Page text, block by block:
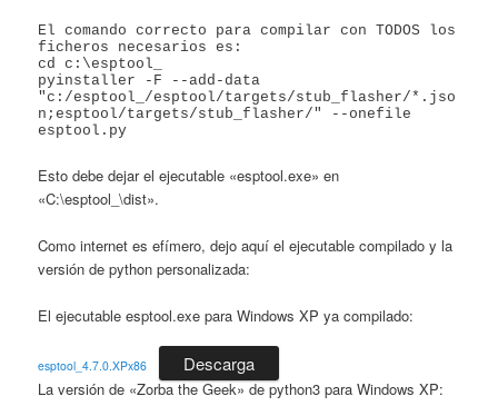
El comando correcto para compilar con TODOS los
ficheros necesarios es:
cd c:\esptool_
pyinstaller -F --add-data
"c:/esptool_/esptool/targets/stub_flasher/*.jso
n;esptool/targets/stub_flasher/" --onefile
esptool.py
Esto debe dejar el ejecutable «esptool.exe» en
«C:\esptool_\dist».
Como internet es efímero, dejo aquí el ejecutable compilado y la
versión de python personalizada:
El ejecutable esptool.exe para Windows XP ya compilado:
esptool_4.7.0.XPx86 Descarga
La versión de «Zorba the Geek» de python3 para Windows XP: